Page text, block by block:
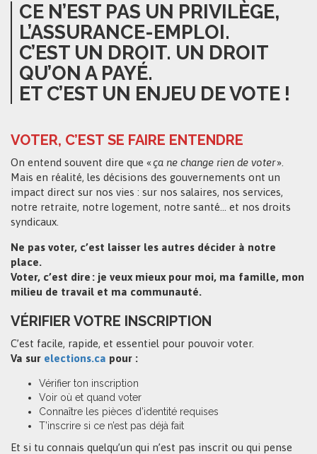
CE N’EST PAS UN PRIVILÈGE,
L’ASSURANCE-EMPLOI.
C’EST UN DROIT. UN DROIT
QU’ON A PAYÉ.
ET C’EST UN ENJEU DE VOTE !
VOTER, C’EST SE FAIRE ENTENDRE
On entend souvent dire que «ça ne change rien de voter».
Mais en réalité, les décisions des gouvernements ont un
impact direct sur nos vies : sur nos salaires, nos services,
notre retraite, notre logement, notre santé… et nos droits
syndicaux.
Ne pas voter, c’est laisser les autres décider à notre
place.
Voter, c’est dire : je veux mieux pour moi, ma famille, mon
milieu de travail et ma communauté.
VÉRIFIER VOTRE INSCRIPTION
C’est facile, rapide, et essentiel pour pouvoir voter.
Va sur elections.ca pour :
Vérifier ton inscription
Voir où et quand voter
Connaître les pièces d’identité requises
T’inscrire si ce n’est pas déjà fait
Et si tu connais quelqu’un qui n’est pas inscrit ou qui pense